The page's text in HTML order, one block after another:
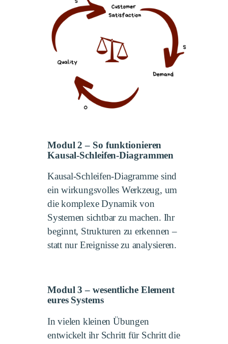
Modul 2 – So funktionieren
Kausal-Schleifen-Diagrammen
Kausal-Schleifen-Diagramme sind
ein wirkungsvolles Werkzeug, um
die komplexe Dynamik von
Systemen sichtbar zu machen. Ihr
beginnt, Strukturen zu erkennen –
statt nur Ereignisse zu analysieren.
Modul 3 – wesentliche Element
eures Systems
In vielen kleinen Übungen
entwickelt ihr Schritt für Schritt die